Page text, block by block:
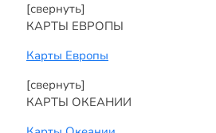
[свернуть]
КАРТЫ ЕВРОПЫ
Карты Европы
[свернуть]
КАРТЫ ОКЕАНИИ